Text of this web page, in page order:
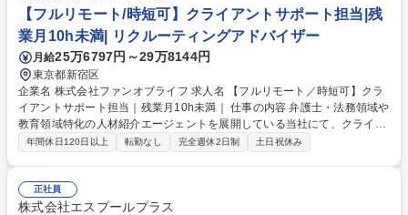
ト、Citi、IBM、Robert Halfなど少数精鋭のメンバーです。 【働き方】フ
レックスタイム制や在宅勤務を活用し、時間内に成果創出 募集職種 未経
験歓迎！採用コンサルタント■日本市場立上げ/語学を活かせる/外資企業
【フルリモート/時短可】クライアントサポート担当|残
業月10h未満| リクルーティングアドバイザー
月給25万6797円～29万8144円
東京都新宿区
企業名 株式会社ファンオブライフ 求人名 【フルリモート／時短可】クラ
イアントサポート担当｜残業月10h未満｜ 仕事の内容 弁護士・法務領域や
教育領域特化の人材紹介エージェントを展開している当社にて、クライア
ントサポート担当として、クライアントから問合せ対応や求人ニーズのヒ
リング■ターゲット人材の要件定義■求人票作成 ■社内コンサルタントへの
情報展開、共有 【業務の進め方について】個人としての売上目標は持た
年間休日120日以上 転勤なし 完全週休2日制 土日祝休み
正社員
株式会社エスプールプラス